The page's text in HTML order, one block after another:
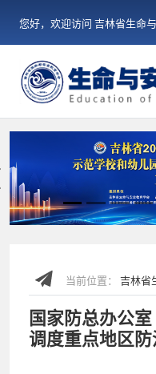
您好，欢迎访问 吉林省生命
当前位置： 吉林省
国家防总办公
调度重点地区